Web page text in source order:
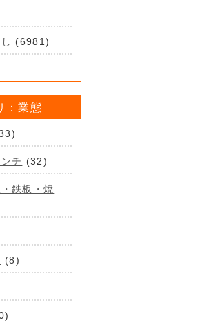
(6981)
：業態
チ (32)
鉄板・焼
(8)